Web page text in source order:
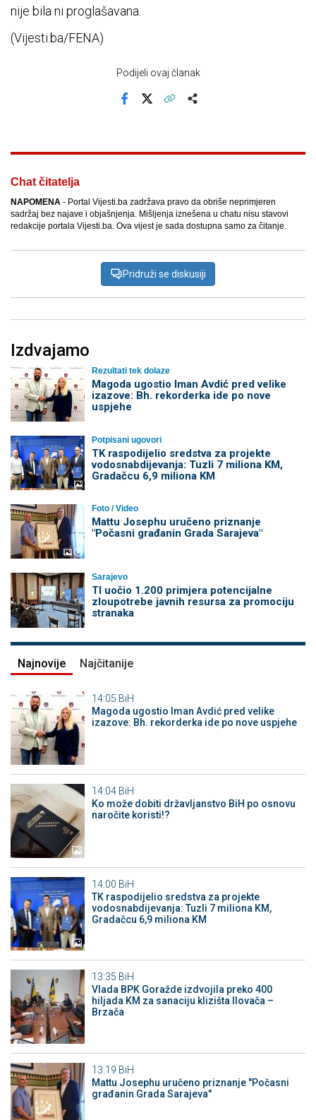
nije bila ni proglašavana.
(Vijesti.ba/FENA)
Podijeli ovaj članak
Chat čitatelja
NAPOMENA - Portal Vijesti.ba zadržava pravo da obriše neprimjeren
sadržaj bez najave i objašnjenja. Mišljenja iznešena u chatu nisu stavovi
redakcije portala Vijesti.ba. Ova vijest je sada dostupna samo za čitanje.
Pridruži se diskusiji
Izdvajamo
Rezultati tek dolaze
Magoda ugostio Iman Avdić pred velike
izazove: Bh. rekorderka ide po nove
uspjehe
Potpisani ugovori
TK raspodijelio sredstva za projekte
vodosnabdijevanja: Tuzli 7 miliona KM,
Gradačcu 6,9 miliona KM
Foto / Video
Mattu Josephu uručeno priznanje
"Počasni građanin Grada Sarajeva"
Sarajevo
TI uočio 1.200 primjera potencijalne
zloupotrebe javnih resursa za promociju
stranaka
Najnovije Najčitanije
14:05 BiH
Magoda ugostio Iman Avdić pred velike
izazove: Bh. rekorderka ide po nove uspjehe
14:04 BiH
Ko može dobiti državljanstvo BiH po osnovu
naročite koristi!?
14:00 BiH
TK raspodijelio sredstva za projekte
vodosnabdijevanja: Tuzli 7 miliona KM,
Gradačcu 6,9 miliona KM
13:35 BiH
Vlada BPK Goražde izdvojila preko 400
hiljada KM za sanaciju klizišta Ilovača –
Brzača
13:19 BiH
Mattu Josephu uručeno priznanje "Počasni
građanin Grada Sarajeva"